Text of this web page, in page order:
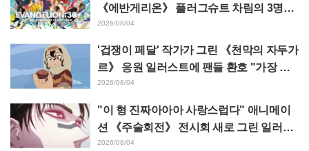
《에반게리온》 플러그슈트 차림의 3명을
그린 마츠바라 히데노리 씨의 아름다운 드
로잉 공개에 화제
2026/08/04
'겁쟁이 페달' 작가가 그린 《천막의 자두가
르》 응원 일러스트에 팬들 환호 "가장 평
소 그림체가 다른 사람이 그리면 이렇게 된
2026/08/04
"이 형 진짜아아아 사랑스럽다" 애니메이
션 《주술회전》 전시회 새로 그린 일러스
트에서 이타도리 유지에게 다가가는 초소
2026/08/04